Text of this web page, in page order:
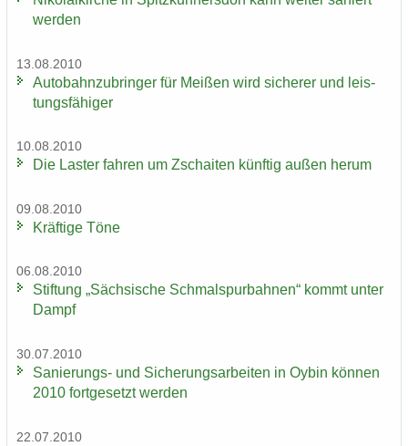
wer­den
13.08.2010
Au­to­bahn­zu­brin­ger für Mei­ßen wird si­che­rer und leis­
tungs­fä­hi­ger
10.08.2010
Die Las­ter fah­ren um Zschai­ten künf­tig außen herum
09.08.2010
Kräf­ti­ge Töne
06.08.2010
Stif­tung „Säch­si­sche Schmal­spur­bah­nen“ kommt unter
Dampf
30.07.2010
Sanierungs-​ und Si­che­rungs­ar­bei­ten in Oybin kön­nen
2010 fort­ge­setzt wer­den
22.07.2010